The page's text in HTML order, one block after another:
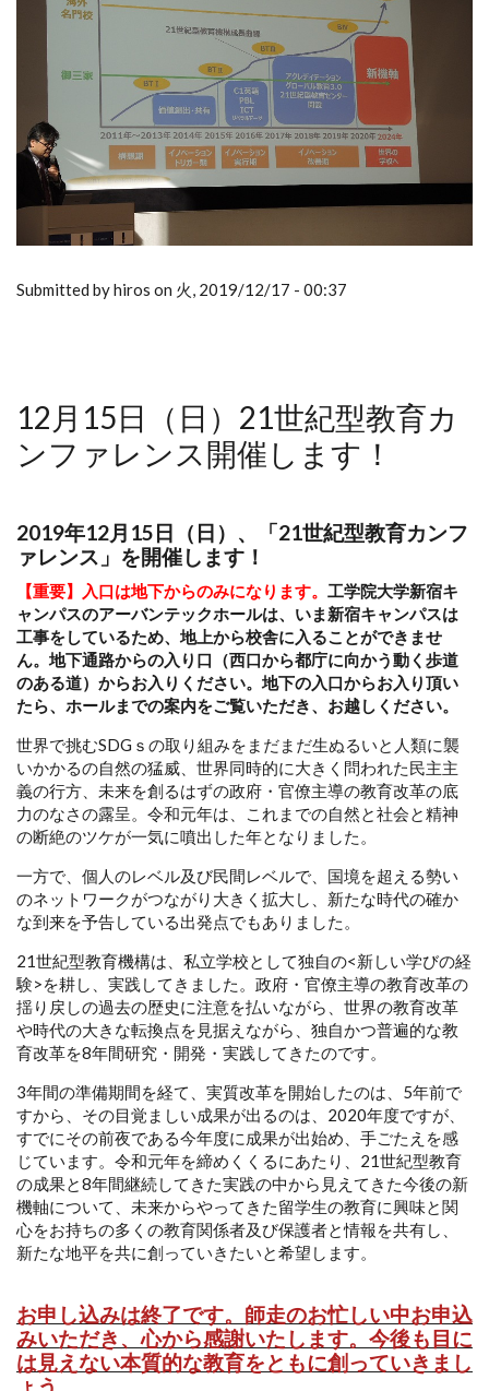
Submitted by hiros on 火, 2019/12/17 - 00:37
12月15日（日）21世紀型教育カ
ンファレンス開催します！
2019年12月15日（日）、「21世紀型教育カンフ
ァレンス」を開催します！
【重要】入口は地下からのみになります。 工学院大学新宿キ
ャンパスのアーバンテックホールは、 いま新宿キャンパスは
工事をしているため、地上から校舎に入ることができませ
ん。地下通路からの入り口（西口から都庁に向かう動く歩道
のある道）からお入りください。地下の入口からお入り頂い
たら、ホールまでの案内をご覧いただき、お越しください。
世界で挑むSDGｓの取り組みをまだまだ生ぬるいと人類に襲
いかかるの自然の猛威、世界同時的に大きく問われた民主主
義の行方、未来を創るはずの政府・官僚主導の教育改革の底
力のなさの露呈。令和元年は、これまでの自然と社会と精神
の断絶のツケが一気に噴出した年となりました。
一方で、個人のレベル及び民間レベルで、国境を超える勢い
のネットワークがつながり大きく拡大し、新たな時代の確か
な到来を予告している出発点でもありました。
21世紀型教育機構は、私立学校として独自の<新しい学びの経
験>を耕し、実践してきました。政府・官僚主導の教育改革の
揺り戻しの過去の歴史に注意を払いながら、世界の教育改革
や時代の大きな転換点を見据えながら、独自かつ普遍的な教
育改革を8年間研究・開発・実践してきたのです。
3年間の準備期間を経て、実質改革を開始したのは、5年前で
すから、その目覚ましい成果が出るのは、2020年度ですが、
すでにその前夜である今年度に成果が出始め、手ごたえを感
じています。令和元年を締めくくるにあたり、21世紀型教育
の成果と8年間継続してきた実践の中から見えてきた今後の新
機軸について、未来からやってきた留学生の教育に興味と関
心をお持ちの多くの教育関係者及び保護者と情報を共有し、
新たな地平を共に創っていきたいと希望します。
お申し込みは終了です。師走のお忙しい中お申込
みいただき、心から感謝いたします。今後も目に
は見えない本質的な教育をともに創っていきまし